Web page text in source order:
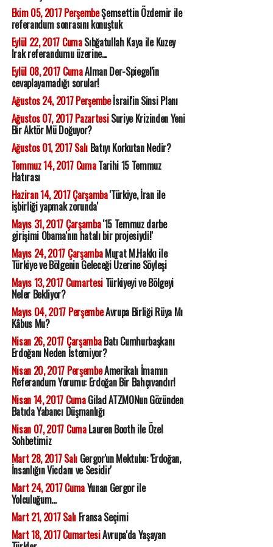
Ekim 05, 2017 PerşembeŞemsettin Özdemir ile
referandum sonrasını konuştuk
Eylül 22, 2017 CumaSıbğatullah Kaya ile Kuzey
Irak referandumu üzerine...
Eylül 08, 2017 CumaAlman Der-Spiegel'in
cevaplayamadığı sorular!
Ağustos 24, 2017 Perşembeİsrail'in Sinsi Planı
Ağustos 07, 2017 PazartesiSuriye Krizinden Yeni
Bir Aktör Mü Doğuyor?
Ağustos 01, 2017 SalıBatıyı Korkutan Nedir?
Temmuz 14, 2017 CumaTarihi 15 Temmuz
Hatırası
Haziran 14, 2017 Çarşamba'Türkiye, İran ile
işbirliği yapmak zorunda'
Mayıs 31, 2017 Çarşamba'15 Temmuz darbe
girişimi Obama'nın hatalı bir projesiydi!'
Mayıs 24, 2017 ÇarşambaMurat M.Hakkı ile
Türkiye ve Bölgenin Geleceği Üzerine Söyleşi
Mayıs 13, 2017 CumartesiTürkiyeyi ve Bölgeyi
Neler Bekliyor?
Mayıs 04, 2017 PerşembeAvrupa Birliği Rüya Mı
Kâbus Mu?
Nisan 26, 2017 ÇarşambaBatı Cumhurbaşkanı
Erdoğanı Neden İstemiyor?
Nisan 20, 2017 PerşembeAmerikalı İmamın
Referandum Yorumu: Erdoğan Bir Bahçıvandır!
Nisan 14, 2017 CumaGilad ATZMONun Gözünden
Batıda Yabancı Düşmanlığı
Nisan 07, 2017 CumaLauren Booth ile Özel
Sohbetimiz
Mart 28, 2017 SalıGergor'un Mektubu: 'Erdoğan,
İnsanlığın Vicdanı ve Sesidir'
Mart 24, 2017 CumaYunan Gergor ile
Yolculuğum...
Mart 21, 2017 SalıFransa Seçimi
Mart 18, 2017 CumartesiAvrupa'da Yaşayan